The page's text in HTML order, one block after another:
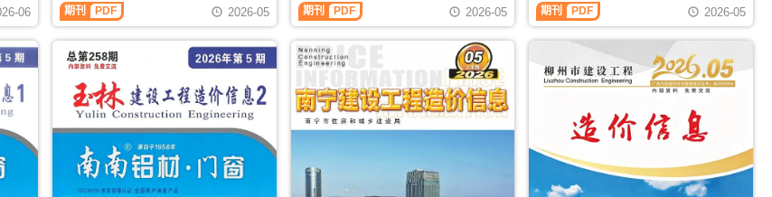
县、
环
江
县、
都
县、
化
县、
包
含
区
域：
防
港
市、
东
上
思
钦
州
市、
州
港、
浦
北
钦
贵
港
市
建
设
价
贺
州
市
建
设
工
程
造
价
息
梧
州
市
设
工
信
06
北
海
年
信
（北
期刊 PDF 2026-05
防
城
2026
年
月
造
价
（防
城
期刊 PDF 2026-05
百
色
5
月
（百
建
期刊 PDF 2026-05